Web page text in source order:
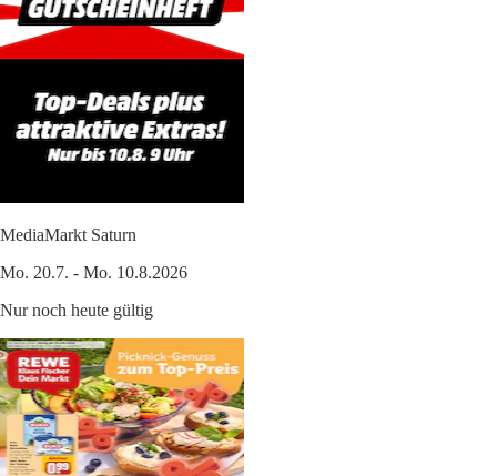
MediaMarkt Saturn
Mo. 20.7. - Mo. 10.8.2026
Nur noch heute gültig